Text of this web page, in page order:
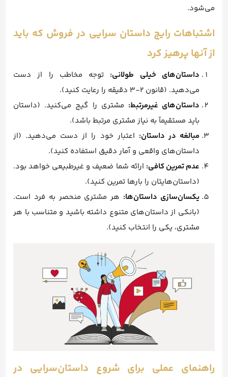
می‌شود.
اشتباهات رایج داستان‌ سرایی در فروش که باید
از آنها پرهیز کرد
داستان‌های خیلی طولانی: توجه مخاطب را از دست
می‌دهید. (قانون ۲-۳ دقیقه را رعایت کنید).
داستان‌های غیرمرتبط: مشتری را گیج می‌کنید. (داستان
باید مستقیماً به نیاز مشتری مرتبط باشد).
مبالغه در داستان: اعتبار خود را از دست می‌دهید. (از
داستان‌های واقعی و آمار دقیق استفاده کنید).
عدم تمرین کافی: ارائه شما ضعیف و غیرطبیعی خواهد بود.
(داستان‌هایتان را بارها تمرین کنید).
یکسان‌سازی داستان‌ها: هر مشتری منحصر به فرد است.
(بانکی از داستان‌های متنوع داشته باشید و متناسب با هر
مشتری، یکی را انتخاب کنید).
راهنمای عملی برای شروع داستان‌سرایی در